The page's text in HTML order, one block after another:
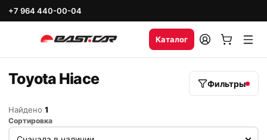
+7 964 440-00-04
Каталог
Toyota Hiace Фильтры
Найдено 1
Сортировка